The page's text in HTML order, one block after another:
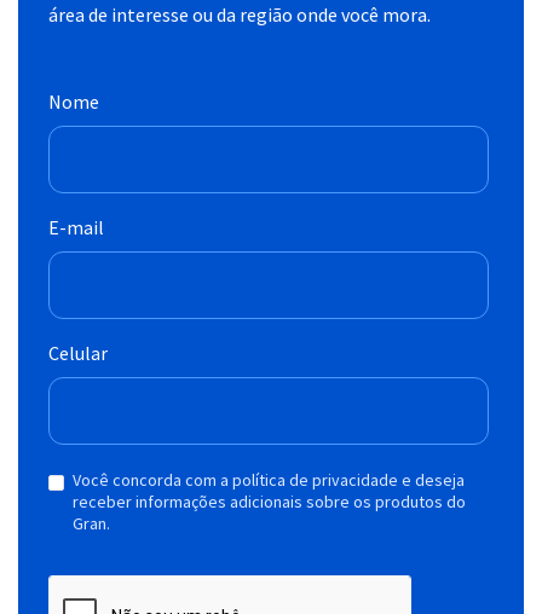
área de interesse ou da região onde você mora.
Nome
E-mail
Celular
Você concorda com a política de privacidade e deseja
receber informações adicionais sobre os produtos do
Gran.